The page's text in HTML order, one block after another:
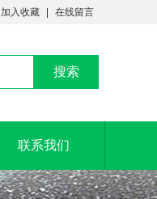
加入收藏 在线留言
联系我们